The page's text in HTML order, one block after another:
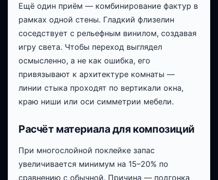
Ещё один приём — комбинирование фактур в
рамках одной стены. Гладкий флизелин
соседствует с рельефным винилом, создавая
игру света. Чтобы переход выглядел
осмысленно, а не как ошибка, его
привязывают к архитектуре комнаты —
линии стыка проходят по вертикали окна,
краю ниши или оси симметрии мебели.
Расчёт материала для композиций
При многослойной поклейке запас
увеличивается минимум на 15–20% по
сравнению с обычной. Причина — подгонка